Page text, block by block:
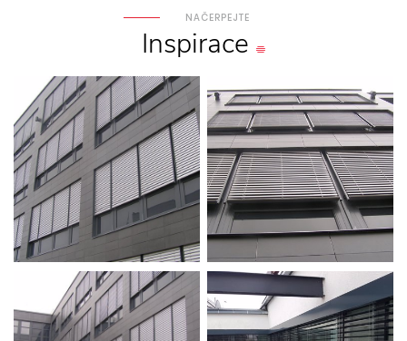
NAČERPEJTE
Inspirace